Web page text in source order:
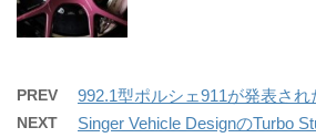
PREV 992.1型ポルシェ911が発表され
NEXT
Singer Vehicle DesignのTurbo